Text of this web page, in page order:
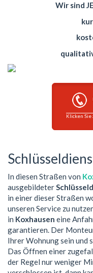
Wir sind
Klicken
In diesen Straßen von
ausgebildeter
in einer dieser Straßen
unseren Service zu
in Koxhausen eine
garantieren. Der
Ihrer Wohnung sein und
Das Öffnen einer
der Regel nur weniger